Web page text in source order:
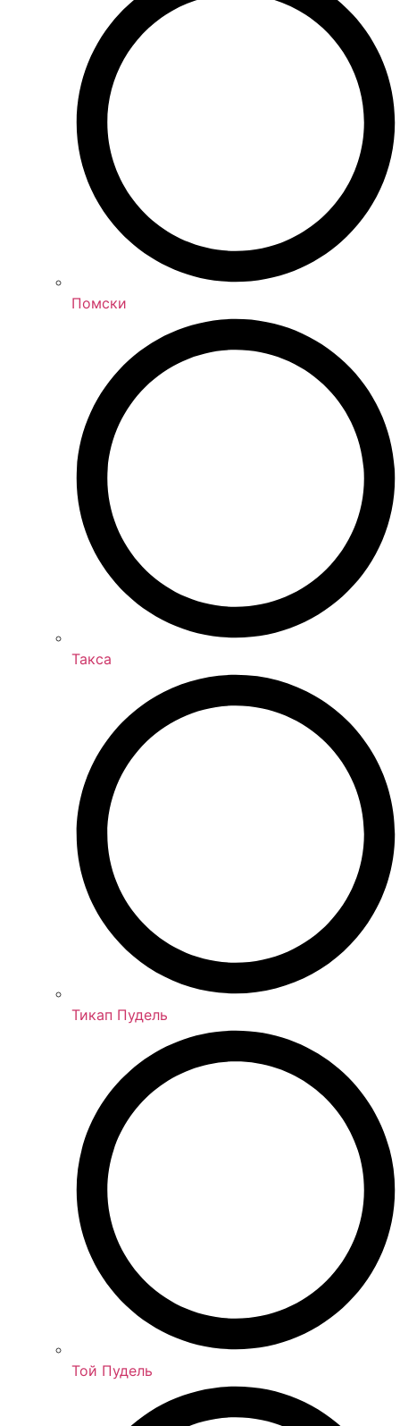
Помски
Такса
Тикап Пудель
Той Пудель